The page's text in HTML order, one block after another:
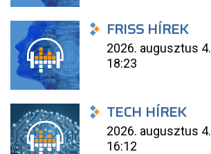
FRISS HÍREK
2026. augusztus 4.
18:23
TECH HÍREK
2026. augusztus 4.
16:12